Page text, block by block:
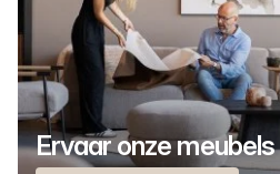
Ervaar onze